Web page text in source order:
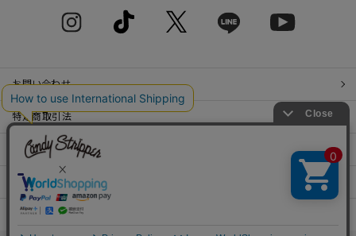
お問い合わせ
特定商取引法
プライバシーポリシー
SHOP LIST
RECRUIT